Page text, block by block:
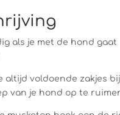
als je met de hond gaat
altijd voldoende zakjes
van je hond op te